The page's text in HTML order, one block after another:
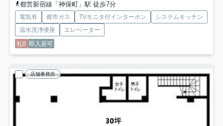
都営新宿線「神保町」駅 徒歩7分
電気有 都市ガス TVモニタ付インターホン
システムキッチン
温水洗浄便座
エレベーター
礼0 即入居可
店舗事務所